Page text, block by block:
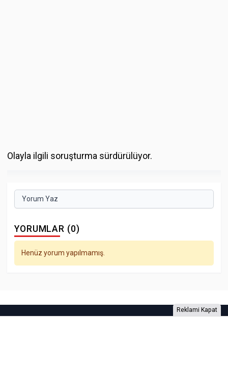
Olayla ilgili soruşturma sürdürülüyor.
Yorum Yaz
YORUMLAR (0)
Henüz yorum yapılmamış.
Reklami Kapat